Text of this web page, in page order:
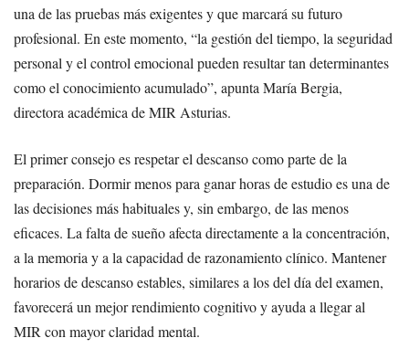
una de las pruebas más exigentes y que marcará su futuro
profesional. En este momento, “la gestión del tiempo, la seguridad
personal y el control emocional pueden resultar tan determinantes
como el conocimiento acumulado”, apunta María Bergia,
directora académica de MIR Asturias.
El primer consejo es respetar el descanso como parte de la
preparación. Dormir menos para ganar horas de estudio es una de
las decisiones más habituales y, sin embargo, de las menos
eficaces. La falta de sueño afecta directamente a la concentración,
a la memoria y a la capacidad de razonamiento clínico. Mantener
horarios de descanso estables, similares a los del día del examen,
favorecerá un mejor rendimiento cognitivo y ayuda a llegar al
MIR con mayor claridad mental.